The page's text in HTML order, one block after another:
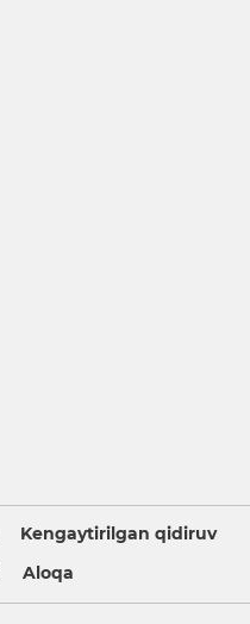
Kengaytirilgan qidiruv
Aloqa